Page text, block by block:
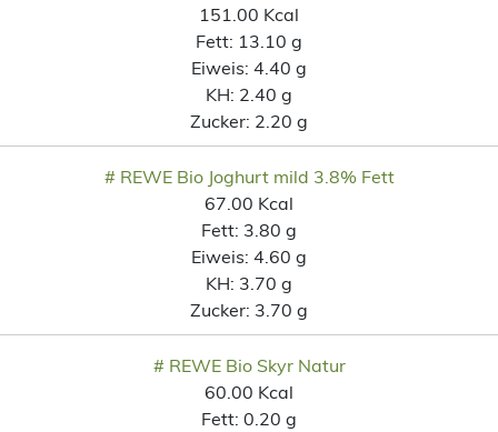
151.00 Kcal
Fett: 13.10 g
Eiweis: 4.40 g
KH: 2.40 g
Zucker: 2.20 g
# REWE Bio Joghurt mild 3.8% Fett
67.00 Kcal
Fett: 3.80 g
Eiweis: 4.60 g
KH: 3.70 g
Zucker: 3.70 g
# REWE Bio Skyr Natur
60.00 Kcal
Fett: 0.20 g